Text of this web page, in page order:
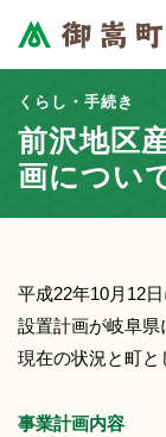
くらし・手続き
前沢地区
画につい
平成22年10月12
設置計画が岐阜県
現在の状況と町と
事業計画内容